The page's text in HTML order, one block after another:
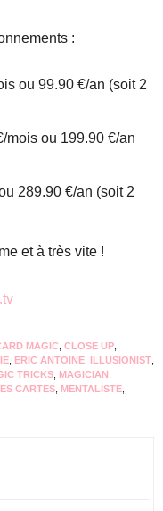
:
ou 99.90 €/an (soit 2
mois ou 199.90 €/an
289.90 €/an (soit 2
et à très vite !
MAGIC CLOSE UP
ERIC ANTOINE ILLUSIONIST
TRICKS MAGICIAN
CARTES MENTALISTE